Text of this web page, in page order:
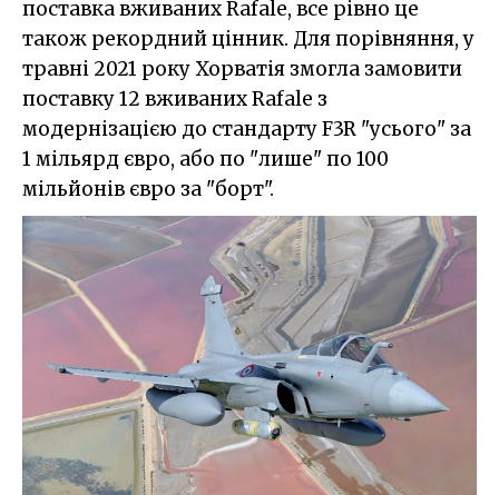
поставка вживаних Rafale, все рівно це
також рекордний цінник. Для порівняння, у
травні 2021 року Хорватія змогла замовити
поставку 12 вживаних Rafale з
модернізацією до стандарту F3R "усього" за
1 мільярд євро, або по "лише" по 100
мільйонів євро за "борт".